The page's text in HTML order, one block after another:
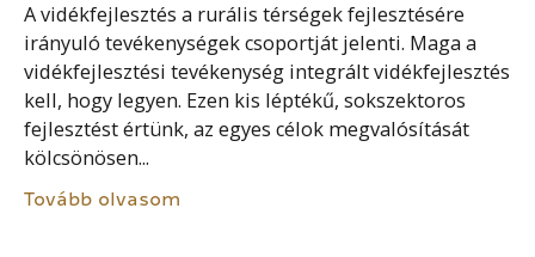
A vidékfejlesztés a rurális térségek fejlesztésére
irányuló tevékenységek csoportját jelenti. Maga a
vidékfejlesztési tevékenység integrált vidékfejlesztés
kell, hogy legyen. Ezen kis léptékű, sokszektoros
fejlesztést értünk, az egyes célok megvalósítását
kölcsönösen...
Tovább olvasom